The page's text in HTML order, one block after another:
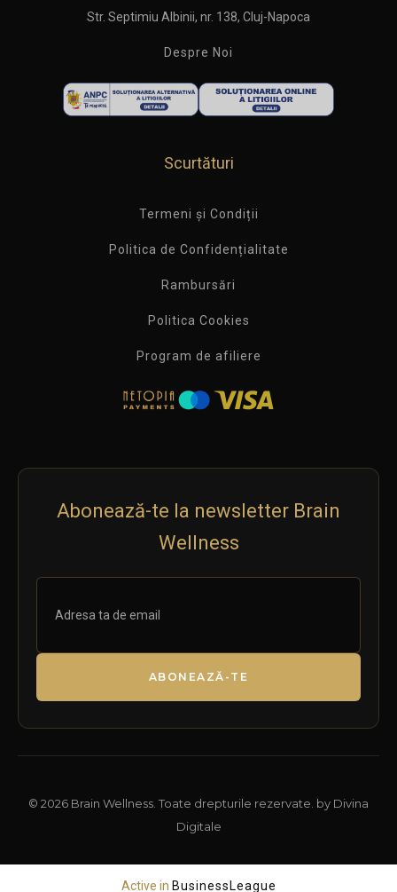
Str. Septimiu Albinii, nr. 138, Cluj-Napoca
Despre Noi
Scurtături
Termeni și Condiții
Politica de Confidențialitate
Rambursări
Politica Cookies
Program de afiliere
Abonează-te la newsletter Brain
Wellness
ABONEAZĂ-TE
© 2026 Brain Wellness. Toate drepturile rezervate. by Divina
Digitale
Active in BusinessLeague